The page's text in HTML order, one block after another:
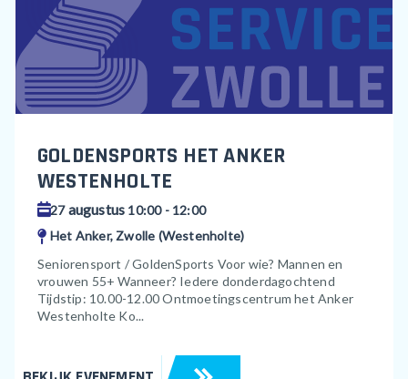
GOLDENSPORTS HET ANKER
WESTENHOLTE
27augustus 10:00 - 12:00
Het Anker, Zwolle (Westenholte)
Seniorensport / GoldenSports Voor wie? Mannen en
vrouwen 55+ Wanneer? Iedere donderdagochtend
Tijdstip: 10.00-12.00 Ontmoetingscentrum het Anker
Westenholte Ko...